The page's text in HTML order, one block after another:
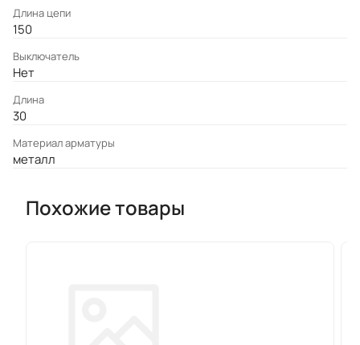
Длина цепи
150
Выключатель
Нет
Длина
30
Материал арматуры
металл
Похожие товары